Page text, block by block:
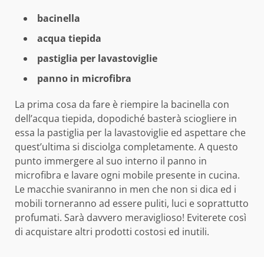
bacinella
acqua tiepida
pastiglia per lavastoviglie
panno in microfibra
La prima cosa da fare è riempire la bacinella con
dell’acqua tiepida, dopodiché basterà sciogliere in
essa la pastiglia per la lavastoviglie ed aspettare che
quest’ultima si disciolga completamente. A questo
punto immergere al suo interno il panno in
microfibra e lavare ogni mobile presente in cucina.
Le macchie svaniranno in men che non si dica ed i
mobili torneranno ad essere puliti, luci e soprattutto
profumati. Sarà davvero meraviglioso! Eviterete così
di acquistare altri prodotti costosi ed inutili.